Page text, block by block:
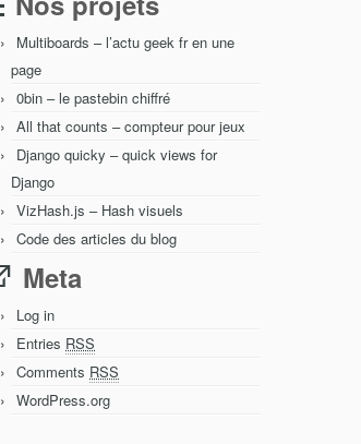
Multiboards – l’actu geek fr en une
page
0bin – le pastebin chiffré
All that counts – compteur pour jeux
Django quicky – quick views for
Django
VizHash.js – Hash visuels
Code des articles du blog
Meta
Log in
Entries RSS
Comments RSS
WordPress.org